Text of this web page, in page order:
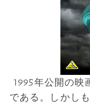
1995年公開の映
である。しかし